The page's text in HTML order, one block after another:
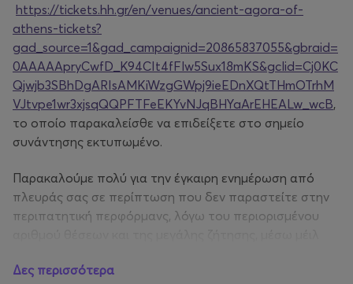
https://tickets.hh.gr/en/venues/ancient-agora-of-
athens-tickets?
gad_source=1&gad_campaignid=20865837055&gbraid=
0AAAAApryCwfD_K94CIt4fFlw5Sux18mKS&gclid=Cj0KC
Qjwjb3SBhDgARIsAMKiWzgGWpj9ieEDnXQtTHmOTrhM
VJtvpe1wr3xjsqQQPFTFeEKYvNJqBHYaArEHEALw_wcB,
το οποίο παρακαλείσθε να επιδείξετε στο σημείο
συνάντησης εκτυπωμένο.
Παρακαλούμε πολύ για την έγκαιρη ενημέρωση από
πλευράς σας σε περίπτωση που δεν παραστείτε στην
περιπατητική περφόρμανς, λόγω του περιορισμένου
Δες περισσότερα